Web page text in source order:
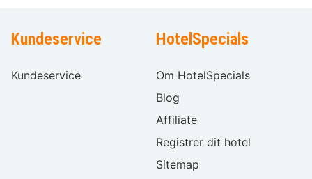
Kundeservice
Kundeservice
HotelSpecials
Om HotelSpecials
Blog
Affiliate
Registrer dit hotel
Sitemap